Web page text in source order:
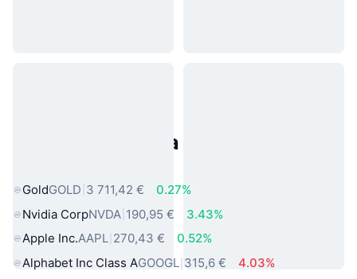
Populárne aktíva z reálneho
GoldGOLD 3 711,42 €
0.27%
Nvidia CorpNVDA 190,95 €
3.43%
Apple Inc.AAPL 270,43 €
0.52%
Alphabet Inc Class AGOOGL 315,6 €
4.03%